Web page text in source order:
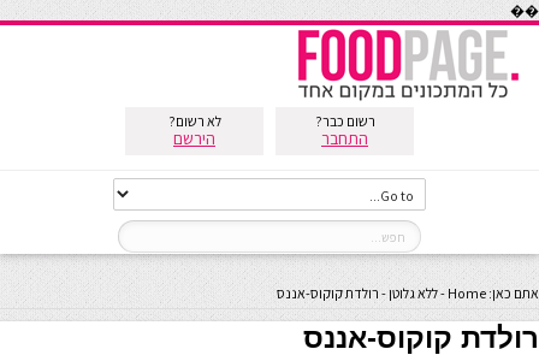
��
רשום כבר?
התחבר
לא רשום?
הירשם
אתם כאן: Home
-ללא גלוטן- רולדת קוקוס-אננס
רולדת קוקוס-אננס